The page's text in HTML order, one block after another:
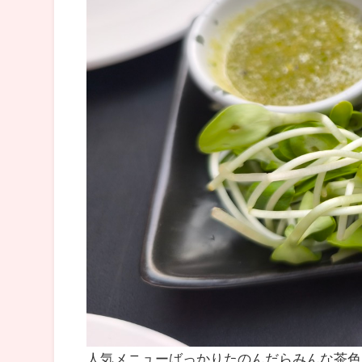
人気メニューばっかりたのんだらみんな茶